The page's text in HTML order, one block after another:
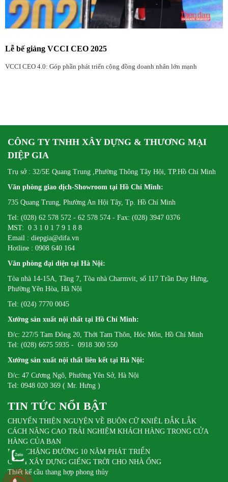
Lễ bế giảng VCCI CEO 2025
VCCI CEO 4.0: Góp phần phát triển cộng đồng doanh nhân lớn mạnh
CÔNG TY TNHH XÂY DỰNG & THƯƠNG MẠI
DIỆP GIA
Trụ sở : 32/5E Quang Trung ,Phường Thông Tây Hội, TP.Hồ Chí Minh
Văn phòng giao dịch-Showroom tại Hồ Chí Minh:
735 Quang Trung, Phường An Hội Tây, Tp. Hồ Chí Minh
Tel: (028) 62 578 572 - 62 578 574 - Fax: (028) 3947 0376
MST: 0 3 1 0 1 7 9 1 8 8
Email : diepgia@difa.vn
Hotline : 0908 640 164
Văn phòng đại diện tại Hà Nội:
Tòa nhà 14-15A, Tầng 7, Tòa nhà Charmvit, số 117 Trần Duy Hưng,
Phường Yên Hòa, Hà Nội
Tel: (024) 7770 0045
Xưởng sản xuất nội thất tại Hồ Chí Minh:
Đ/c: 227/5 Tam Đông 20, Thới Tam Thôn, Hóc Môn, Hồ Chí Minh
Tel: (028) 6675 5935 - 0918 300 550
Xưởng sản xuất nội thất liên kết tại Hà Nội:
Đ/c: 47 Cương Ngô, Phường Yên Sở, Hà Nội
Tel: 0948 020 369 ( Mr. Hưng )
TIN TỨC NỔI BẬT
CHUYẾN THIỆN NGUYỆN VỀ BUÔN CỮ KNIÊL ĐẮK LẮK
CÁCH NÂNG CAO TRẢI NGHIỆM KHÁCH HÀNG TRONG CỬA
HÀNG CỦA BẠN
DIFA CHẶNG ĐƯỜNG 10 NĂM PHÁT TRIỂN
CÁCH XÂY DỰNG GIẾNG TRỜI CHO NHÀ ỐNG
Thiết kế cầu thang hợp phong thủy